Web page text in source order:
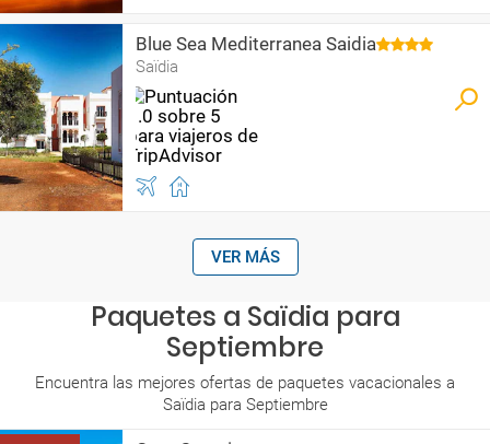
Blue Sea Mediterranea Saidia
Saïdia
VER MÁS
Paquetes a Saïdia para
Septiembre
Encuentra las mejores ofertas de paquetes vacacionales a
Saïdia para Septiembre